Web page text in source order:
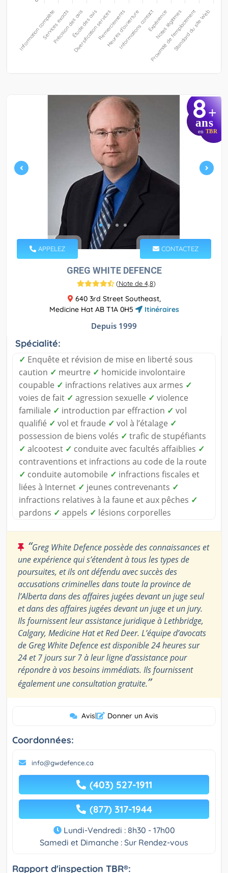
8+
ans
en TBR
APPELEZ CONTACTEZ
GREG WHITE DEFENCE
(Note de 4,8)
640 3rd Street Southeast,
Medicine Hat AB T1A 0H5
Itinéraires
Depuis 1999
Spécialité:
✓ Enquête et révision de mise en liberté sous
caution ✓ meurtre ✓ homicide involontaire
coupable ✓ infractions relatives aux armes ✓
voies de fait ✓ agression sexuelle ✓ violence
familiale ✓ introduction par effraction ✓ vol
qualifié ✓ vol et fraude ✓ vol à l’étalage ✓
possession de biens volés ✓ trafic de stupéfiants
✓ alcootest ✓ conduite avec facultés affaiblies ✓
contraventions et infractions au code de la route
✓ conduite automobile ✓ infractions fiscales et
liées à Internet ✓ jeunes contrevenants ✓
infractions relatives à la faune et aux pêches ✓
pardons ✓ appels ✓ lésions corporelles
“Greg White Defence possède des connaissances et
une expérience qui s’étendent à tous les types de
poursuites, et ils ont défendu avec succès des
accusations criminelles dans toute la province de
l’Alberta dans des affaires jugées devant un juge seul
et dans des affaires jugées devant un juge et un jury.
Ils fournissent leur assistance juridique à Lethbridge,
Calgary, Medicine Hat et Red Deer. L’équipe d’avocats
de Greg White Defence est disponible 24 heures sur
24 et 7 jours sur 7 à leur ligne d’assistance pour
répondre à vos besoins immédiats. Ils fournissent
également une consultation gratuite.”
Avis| Donner un Avis
Coordonnées:
info@gwdefence.ca
(403) 527-1911
(877) 317-1944
Lundi-Vendredi : 8h30 - 17h00
Samedi et Dimanche : Sur Rendez-vous
Rapport d'inspection TBR®: